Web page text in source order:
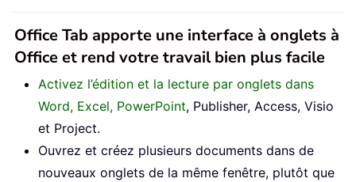
Office Tab apporte une interface à onglets à
Office et rend votre travail bien plus facile
Activez l’édition et la lecture par onglets dans
Word, Excel, PowerPoint, Publisher, Access, Visio
et Project.
Ouvrez et créez plusieurs documents dans de
nouveaux onglets de la même fenêtre, plutôt que